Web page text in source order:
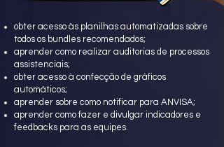
obter acesso às planilhas automatizadas sobre
todos os bundles recomendados;
aprender como realizar auditorias de processos
assistenciais;
obter acesso à confecção de gráficos
automáticos;
aprender sobre como notificar para ANVISA;
aprender como fazer e divulgar indicadores e
feedbacks para as equipes.